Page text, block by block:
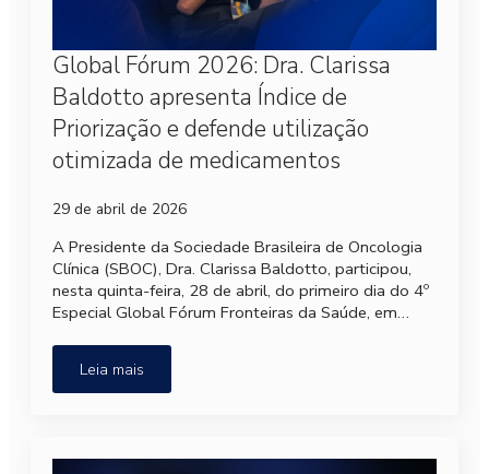
Global Fórum 2026: Dra. Clarissa
Baldotto apresenta Índice de
Priorização e defende utilização
otimizada de medicamentos
29 de abril de 2026
A Presidente da Sociedade Brasileira de Oncologia
Clínica (SBOC), Dra. Clarissa Baldotto, participou,
nesta quinta-feira, 28 de abril, do primeiro dia do 4º
Especial Global Fórum Fronteiras da Saúde, em…
Leia mais